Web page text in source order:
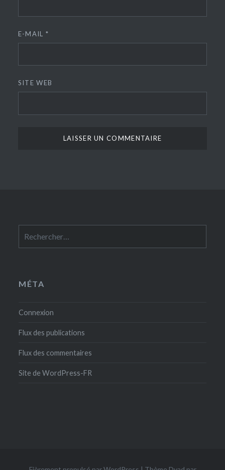
E-MAIL *
SITE WEB
MÉTA
Connexion
Flux des publications
Flux des commentaires
Site de WordPress-FR